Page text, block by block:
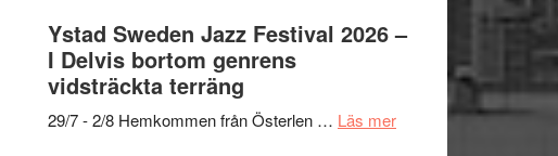
Mulder
och
en
Ystad Sweden Jazz Festival 2026 –
I Delvis bortom genrens
vidsträckta terräng
29/7 - 2/8 Hemkommen från Österlen … Läs merom